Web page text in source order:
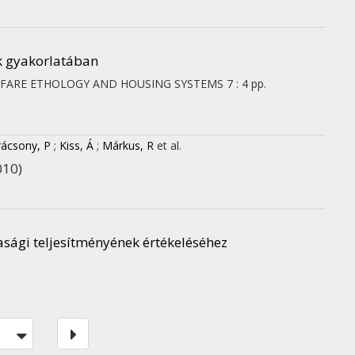
gyakorlatában
ETHOLOGY AND HOUSING SYSTEMS 7 : 4 pp.
P ; Kiss, Á ; Márkus, R et al.
teljesítményének értékeléséhez